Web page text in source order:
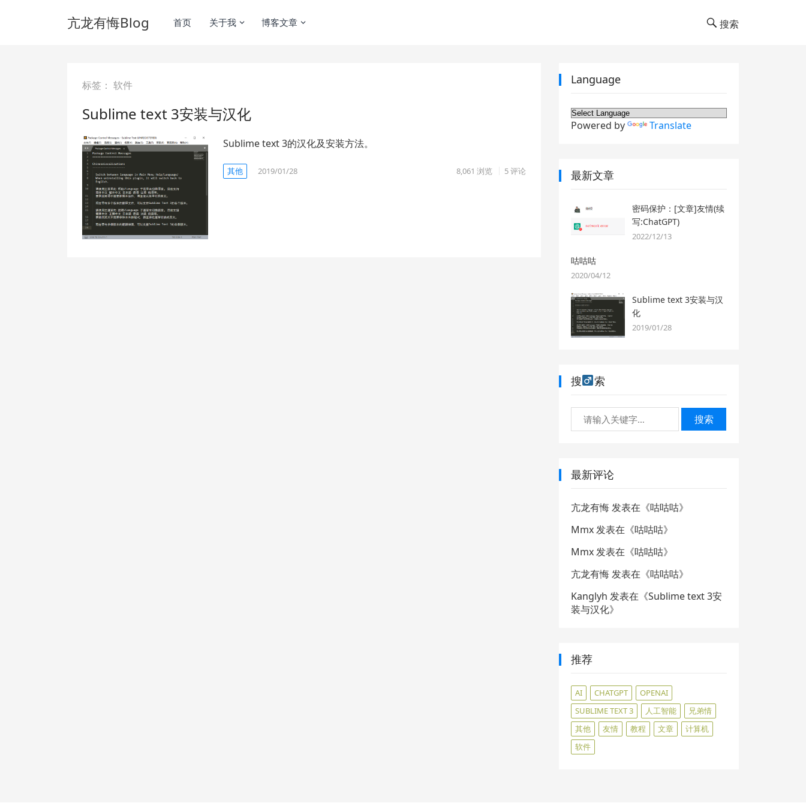
亢龙有悔Blog 首页 关于我 博客文章 搜索
标签： 软件
Sublime text 3安装与汉化
Sublime text 3的汉化及安装方法。
其他 2019/01/28 8,061 浏览 5 评论
Language
Powered by Translate
最新文章
密码保护：[文章]友情(续
写:ChatGPT)
2022/12/13
咕咕咕
2020/04/12
Sublime text 3安装与汉
化
2019/01/28
搜 索
搜索
最新评论
亢龙有悔发表在《咕咕咕》
Mmx发表在《咕咕咕》
Mmx发表在《咕咕咕》
亢龙有悔发表在《咕咕咕》
Kanglyh 发表在《Sublime text 3安
装与汉化》
推荐
AI CHATGPT
OPENAI
SUBLIME TEXT 3
人工智能
兄弟情
其他
友情 教程 文章
计算机
软件